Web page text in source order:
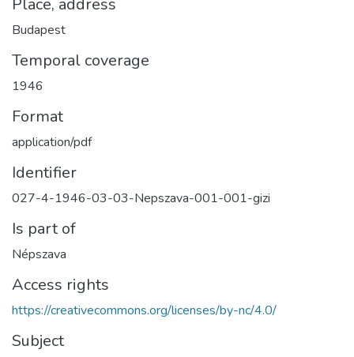
Place, address
Budapest
Temporal coverage
1946
Format
application/pdf
Identifier
027-4-1946-03-03-Nepszava-001-001-gizi
Is part of
Népszava
Access rights
https://creativecommons.org/licenses/by-nc/4.0/
Subject